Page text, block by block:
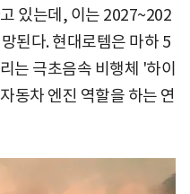
있는데, 이는 2027~202
된다. 현대로템은 마하 5
는 극초음속 비행체 '하이
동차 엔진 역할을 하는 연